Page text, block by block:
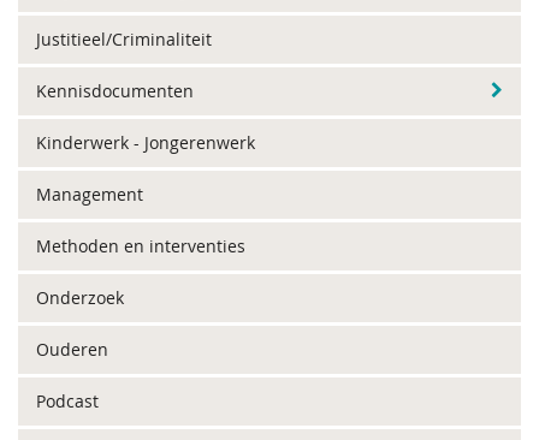
Justitieel/Criminaliteit
Kennisdocumenten
Kinderwerk - Jongerenwerk
Management
Methoden en interventies
Onderzoek
Ouderen
Podcast